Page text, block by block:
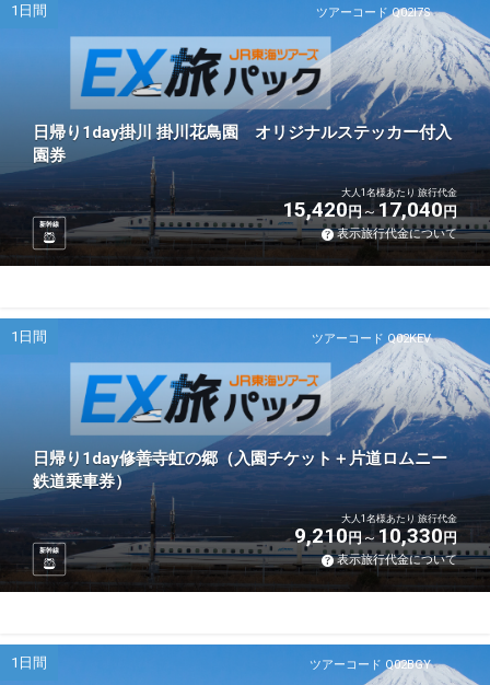
ツアーコード Q02I7S
1日間
日帰り1day掛川 掛川花鳥園 オリジナルステッカー付入
園券
新幹線
大人1名様あたり 旅行代金
15,420円 17,040円
表示旅行代金について
ツアーコード Q02KEV
1日間
日帰り1day修善寺虹の郷（入園チケット＋片道ロムニー
鉄道乗車券）
新幹線
大人1名様あたり 旅行代金
9,210円 10,330円
表示旅行代金について
ツアーコード Q02BGY
1日間